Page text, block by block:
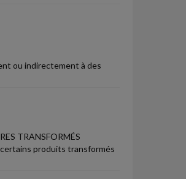
ou indirectement à des
TRANSFORMÉS
produits transformés